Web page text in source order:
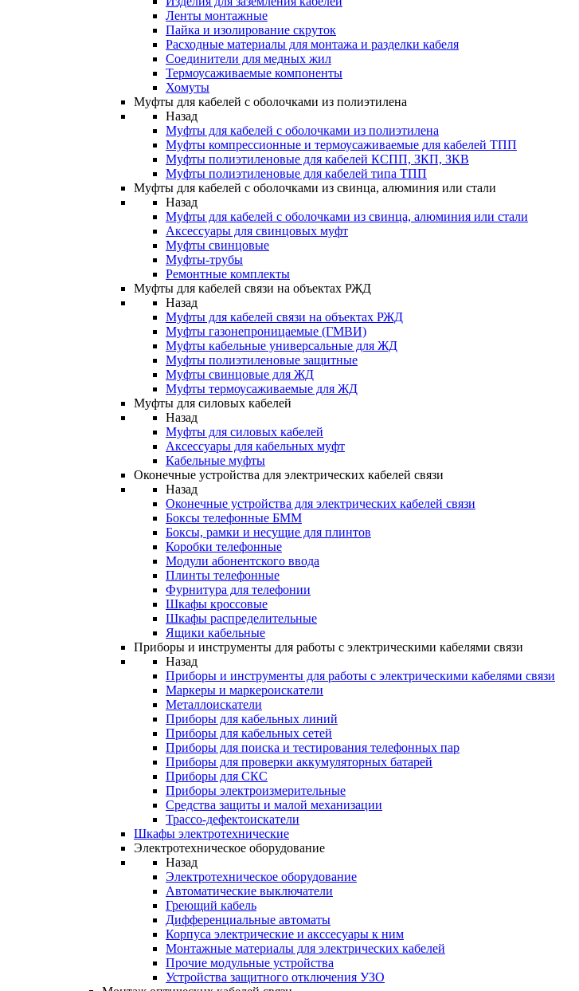
Ленты монтажные
Пайка и изолирование скруток
Расходные материалы для монтажа и разделки кабеля
Соединители для медных жил
Термоусаживаемые компоненты
Хомуты
Муфты для кабелей с оболочками из полиэтилена
Назад
Муфты для кабелей с оболочками из полиэтилена
Муфты компрессионные и термоусаживаемые для кабелей ТПП
Муфты полиэтиленовые для кабелей КСПП, ЗКП, ЗКВ
Муфты полиэтиленовые для кабелей типа ТПП
Муфты для кабелей с оболочками из свинца, алюминия или стали
Назад
Муфты для кабелей с оболочками из свинца, алюминия или стали
Аксессуары для свинцовых муфт
Муфты свинцовые
Муфты-трубы
Ремонтные комплекты
Муфты для кабелей связи на объектах РЖД
Назад
Муфты для кабелей связи на объектах РЖД
Муфты газонепроницаемые (ГМВИ)
Муфты кабельные универсальные для ЖД
Муфты полиэтиленовые защитные
Муфты свинцовые для ЖД
Муфты термоусаживаемые для ЖД
Муфты для силовых кабелей
Назад
Муфты для силовых кабелей
Аксессуары для кабельных муфт
Кабельные муфты
Оконечные устройства для электрических кабелей связи
Назад
Оконечные устройства для электрических кабелей связи
Боксы телефонные БММ
Боксы, рамки и несущие для плинтов
Коробки телефонные
Модули абонентского ввода
Плинты телефонные
Фурнитура для телефонии
Шкафы кроссовые
Шкафы распределительные
Ящики кабельные
Приборы и инструменты для работы с электрическими кабелями связи
Назад
Приборы и инструменты для работы с электрическими кабелями связи
Маркеры и маркероискатели
Металлоискатели
Приборы для кабельных линий
Приборы для кабельных сетей
Приборы для поиска и тестирования телефонных пар
Приборы для проверки аккумуляторных батарей
Приборы для СКС
Приборы электроизмерительные
Средства защиты и малой механизации
Трассо-дефектоискатели
Шкафы электротехнические
Электротехническое оборудование
Назад
Электротехническое оборудование
Автоматические выключатели
Греющий кабель
Дифференциальные автоматы
Корпуса электрические и акссесуары к ним
Монтажные материалы для электрических кабелей
Прочие модульные устройства
Устройства защитного отключения УЗО